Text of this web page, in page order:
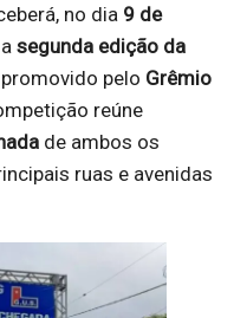
no dia 9 de
segunda edição da
pelo Grêmio
reúne
de ambos os
ruas e avenidas